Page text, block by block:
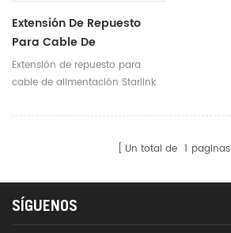
Extensión De Repuesto
Para Cable De
Alimentación Starlink
Reemplazo Del Cable De
Enrutador Starlink
Extensión de repuesto para
cable de alimentación Starlink
alimentación del enrutador
Un total de 1 paginas
SÍGUENOS